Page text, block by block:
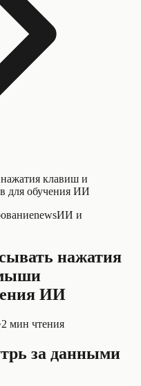
клавиш и
для обучения ИИ
newsИИ и
нажатия
ИИ
2 мин чтения
за данными